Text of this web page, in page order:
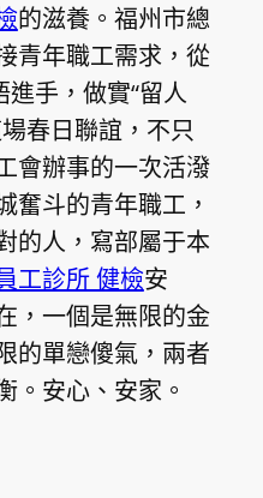
的滋養。福州市總
青年職工需求，從
進手，做實“留人
春日聯誼，不只
會辦事的一次活潑
奮斗的青年職工，
的人，寫部屬于本
工診所 健檢安
，一個是無限的金
的單戀傻氣，兩者
。安心、安家。